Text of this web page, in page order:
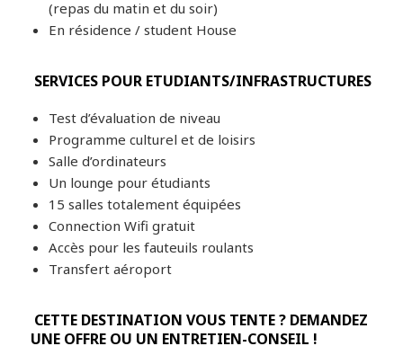
(repas du matin et du soir)
En résidence / student House
SERVICES POUR ETUDIANTS/INFRASTRUCTURES
Test d’évaluation de niveau
Programme culturel et de loisirs
Salle d’ordinateurs
Un lounge pour étudiants
15 salles totalement équipées
Connection Wifi gratuit
Accès pour les fauteuils roulants
Transfert aéroport
CETTE DESTINATION VOUS TENTE ? DEMANDEZ
UNE OFFRE OU UN ENTRETIEN-CONSEIL !